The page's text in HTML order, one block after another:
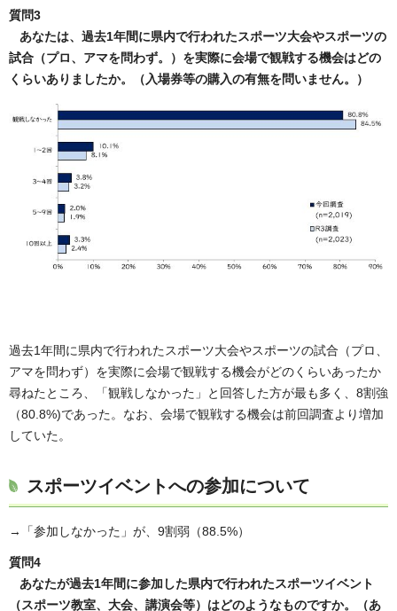
質問3
あなたは、過去1年間に県内で行われたスポーツ大会やスポーツの
試合（プロ、アマを問わず。）を実際に会場で観戦する機会はどの
くらいありましたか。（入場券等の購入の有無を問いません。）
過去1年間に県内で行われたスポーツ大会やスポーツの試合（プロ、
アマを問わず）を実際に会場で観戦する機会がどのくらいあったか
尋ねたところ、「観戦しなかった」と回答した方が最も多く、8割強
（80.8%)であった。なお、会場で観戦する機会は前回調査より増加
していた。
スポーツイベントへの参加について
→「参加しなかった」が、9割弱（88.5%）
質問4
あなたが過去1年間に参加した県内で行われたスポーツイベント
（スポーツ教室、大会、講演会等）はどのようなものですか。（あ